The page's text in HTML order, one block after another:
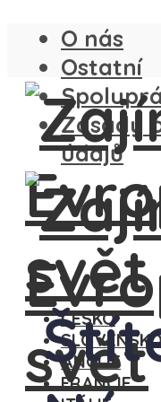
O nás
Ostatní
Zásady
údajů
ČESKO
ANGLIE
FRANCIE